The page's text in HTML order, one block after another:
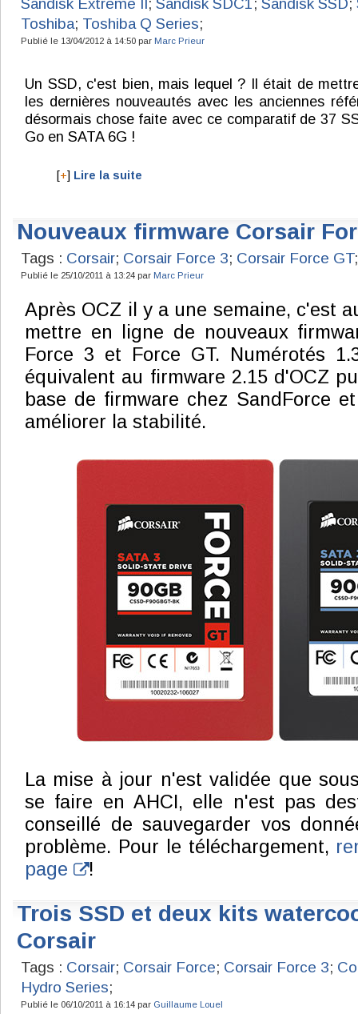
Sandisk Extreme II ; Sandisk SDC1; Sandisk SSD;
Toshiba; Toshiba Q Series;
Publié le 13/04/2012 à 14:50 par Marc Prieur
Un SSD, c'est bien, mais lequel ? Il était de
les dernières nouveautés avec les anciennes
désormais chose faite avec ce comparatif de 37
Go en SATA 6G !
[+] Lire la suite
Nouveaux firmware Corsair
Tags : Corsair; Corsair Force 3; Corsair Force GT;
Publié le 25/10/2011 à 13:24 par Marc Prieur
Après OCZ il y a une semaine, c'est
mettre en ligne de nouveaux
Force 3 et Force GT. Numérotés
équivalent au firmware 2.15 d'OCZ
base de firmware chez SandForce
améliorer la stabilité.
La mise à jour n'est validée que
se faire en AHCI, elle n'est pas
conseillé de sauvegarder vos
problème. Pour le téléchargement,
page
!
Trois SSD et deux kits
Corsair
Tags : Corsair; Corsair Force; Corsair Force 3;
Hydro Series;
Publié le 06/10/2011 à 16:14 par Guillaume Louel